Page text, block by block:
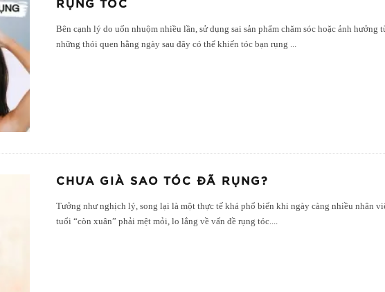
RỤNG TÓC
Bên cạnh lý do uốn nhuộm nhiều lần, sử dụng sai sản phẩm chăm sóc hoặc ảnh hưởng
những thói quen hằng ngày sau đây có thể khiến tóc bạn rụng ...
CHƯA GIÀ SAO TÓC ĐÃ RỤNG?
Tưởng như nghịch lý, song lại là một thực tế khá phổ biến khi ngày càng nhiều nhân
tuổi “còn xuân” phải mệt mỏi, lo lắng về vấn đề rụng tóc....